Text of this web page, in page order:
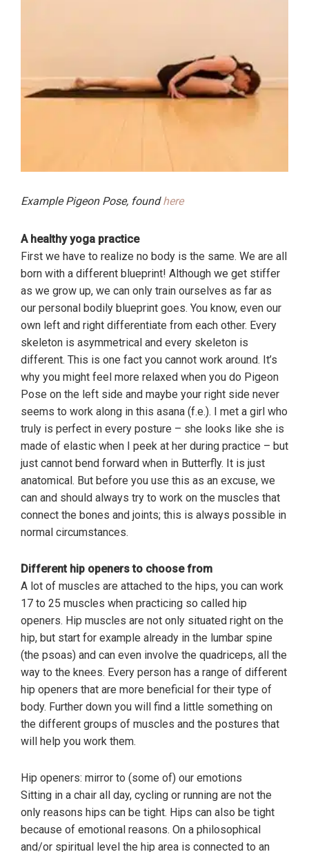
Example Pigeon Pose, foundhere
A healthy yoga practice
First we have to realize no body is the same. We are all
born with a different blueprint! Although we get stiffer
as we grow up, we can only train ourselves as far as
our personal bodily blueprint goes. You know, even our
own left and right differentiate from each other. Every
skeleton is asymmetrical and every skeleton is
different. This is one fact you cannot work around. It’s
why you might feel more relaxed when you do Pigeon
Pose on the left side and maybe your right side never
seems to work along in this asana (f.e.). I met a girl who
truly is perfect in every posture – she looks like she is
made of elastic when I peek at her during practice – but
just cannot bend forward when in Butterfly. It is just
anatomical. But before you use this as an excuse, we
can and should always try to work on the muscles that
connect the bones and joints; this is always possible in
normal circumstances.
Different hip openers to choose from
A lot of muscles are attached to the hips, you can work
17 to 25 muscles when practicing so called hip
openers. Hip muscles are not only situated right on the
hip, but start for example already in the lumbar spine
(the psoas) and can even involve the quadriceps, all the
way to the knees. Every person has a range of different
hip openers that are more beneficial for their type of
body. Further down you will find a little something on
the different groups of muscles and the postures that
will help you work them.
Hip openers: mirror to (some of) our emotions
Sitting in a chair all day, cycling or running are not the
only reasons hips can be tight. Hips can also be tight
because of emotional reasons. On a philosophical
and/or spiritual level the hip area is connected to an